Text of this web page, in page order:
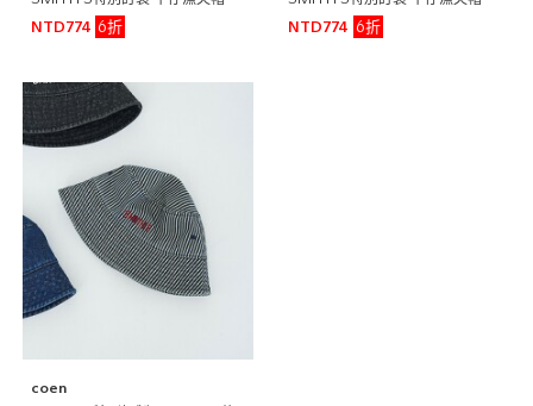
NTD774
6折
NTD774
6折
coen